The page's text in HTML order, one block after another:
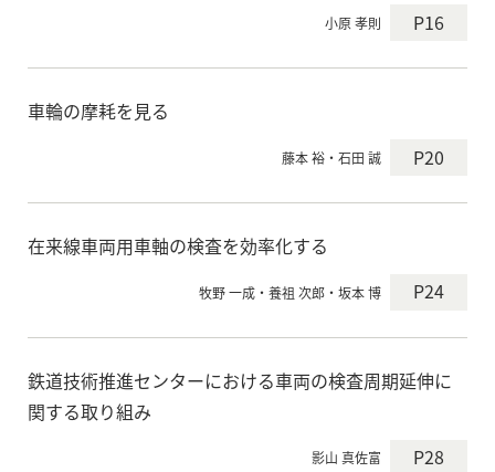
小原 孝則 P16
車輪の摩耗を見る
藤本 裕・石田 誠 P20
在来線車両用車軸の検査を効率化する
牧野 一成・養祖 次郎・坂本 博 P24
鉄道技術推進センターにおける車両の検査周期延伸に
関する取り組み
影山 真佐富 P28